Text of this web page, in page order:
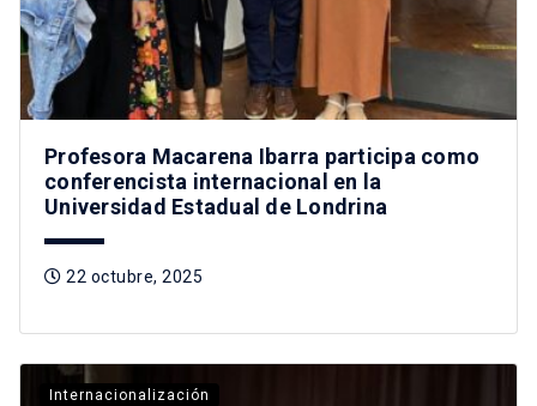
Profesora Macarena Ibarra participa como
conferencista internacional en la
Universidad Estadual de Londrina
22 octubre, 2025
Internacionalización